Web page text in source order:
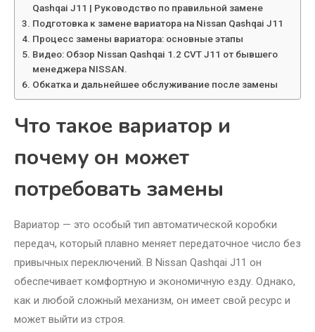
Qashqai J11 | Руководство по правильной замене
Подготовка к замене вариатора на Nissan Qashqai J11
Процесс замены вариатора: основные этапы
Видео: Обзор Nissan Qashqai 1.2 CVT J11 от бывшего
менеджера NISSAN.
Обкатка и дальнейшее обслуживание после замены
Что такое вариатор и
почему он может
потребовать замены
Вариатор — это особый тип автоматической коробки
передач, который плавно меняет передаточное число без
привычных переключений. В Nissan Qashqai J11 он
обеспечивает комфортную и экономичную езду. Однако,
как и любой сложный механизм, он имеет свой ресурс и
может выйти из строя.